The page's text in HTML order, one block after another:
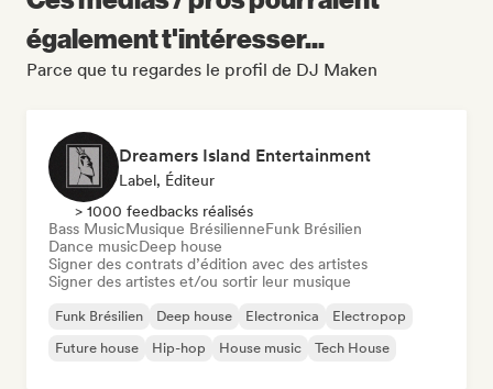
également t'intéresser...
Parce que tu regardes le profil de DJ Maken
Dreamers Island Entertainment
Label, Éditeur
> 1000 feedbacks réalisés
Bass MusicMusique BrésilienneFunk Brésilien
Dance musicDeep house
Signer des contrats d’édition avec des artistes
Signer des artistes et/ou sortir leur musique
Funk Brésilien Deep house Electronica
Electropop
Future house
Hip-hop House music Tech House